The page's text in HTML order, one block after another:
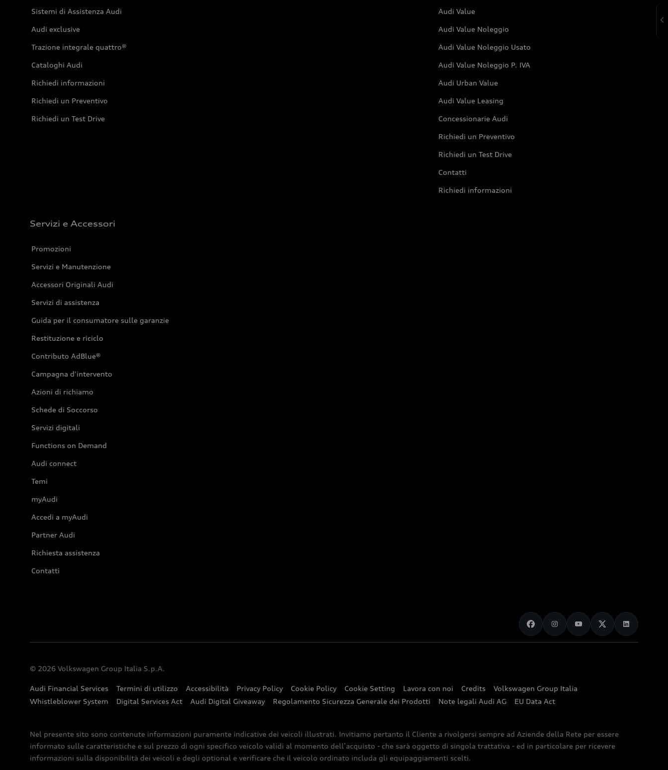
Sistemi di Assistenza Audi
Audi exclusive
Trazione integrale quattro®
Cataloghi Audi
Richiedi informazioni
Richiedi un Preventivo
Richiedi un Test Drive
Audi Value
Audi Value Noleggio
Audi Value Noleggio Usato
Audi Value Noleggio P. IVA
Audi Urban Value
Audi Value Leasing
Concessionarie Audi
Richiedi un Preventivo
Richiedi un Test Drive
Contatti
Richiedi informazioni
Servizi e Accessori
Promozioni
Servizi e Manutenzione
Accessori Originali Audi
Servizi di assistenza
Guida per il consumatore sulle garanzie
Restituzione e riciclo
Contributo AdBlue®
Campagna d'intervento
Azioni di richiamo
Schede di Soccorso
Servizi digitali
Functions on Demand
Audi connect
Temi
myAudi
Accedi a myAudi
Partner Audi
Richiesta assistenza
Contatti
© 2026 Volkswagen Group Italia S.p.A.
Audi Financial Services Termini di utilizzo Accessibilità Privacy Policy Cookie Policy Cookie Setting Lavora con noi Credits
Volkswagen Group Italia
Whistleblower System
Digital Services Act Audi Digital Giveaway Regolamento Sicurezza Generale dei Prodotti Note legali Audi AG EU Data Act
Nel presente sito sono contenute informazioni puramente indicative dei veicoli illustrati. Invitiamo pertanto il Cliente a rivolgersi sempre ad Aziende della Rete per essere
informato sulle caratteristiche e sul prezzo di ogni specifico veicolo validi al momento dell’acquisto - che sarà oggetto di singola trattativa - ed in particolare per ricevere
informazioni sulla disponibilità dei veicoli e degli optional e verificare che il veicolo ordinato includa gli equipaggiamenti scelti.